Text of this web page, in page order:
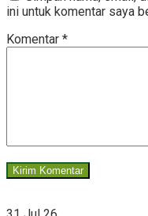
ini untuk komentar saya
Komentar *